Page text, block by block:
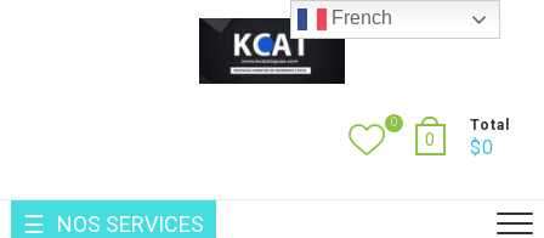
0
0
Total
$0
NOS SERVICES
French